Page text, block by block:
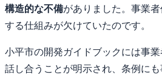
構造的な不備がありました。事業
する仕組みが欠けていたのです。
小平市の開発ガイドブックには事
話し合うことが明示され、条例に